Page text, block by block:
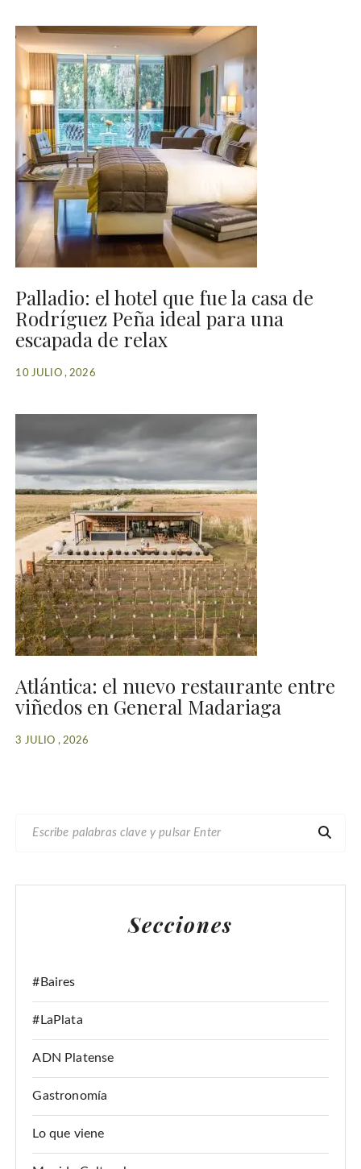
Palladio: el hotel que fue la casa de
Rodríguez Peña ideal para una
escapada de relax
10 JULIO , 2026
Atlántica: el nuevo restaurante entre
viñedos en General Madariaga
3 JULIO , 2026
C
Secciones
#Baires
#LaPlata
ADN Platense
Gastronomía
Lo que viene